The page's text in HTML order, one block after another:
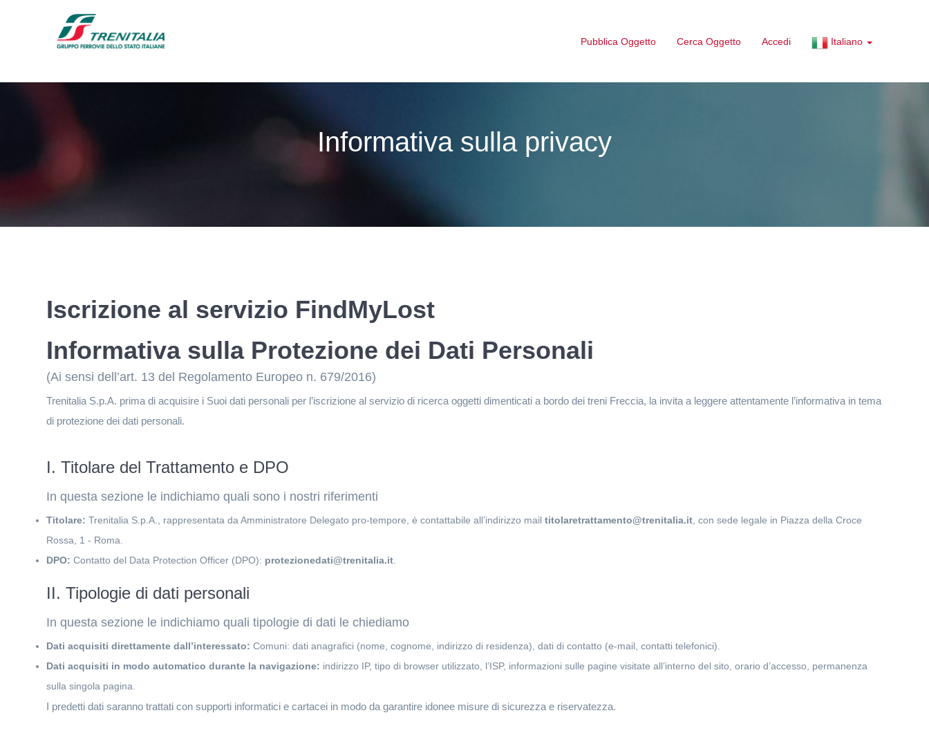
Pubblica Oggetto Cerca Oggetto Accedi Italiano
Informativa sulla privacy
Iscrizione al servizio FindMyLost
Informativa sulla Protezione dei Dati Personali
(Ai sensi dell’art. 13 del Regolamento Europeo n. 679/2016)
Trenitalia S.p.A. prima di acquisire i Suoi dati personali per l’iscrizione al servizio di ricerca oggetti dimenticati a bordo dei treni Freccia, la invita a leggere attentamente l’informativa in tema
di protezione dei dati personali.
I. Titolare del Trattamento e DPO
In questa sezione le indichiamo quali sono i nostri riferimenti
Titolare: Trenitalia S.p.A., rappresentata da Amministratore Delegato pro-tempore, è contattabile all’indirizzo mailtitolaretrattamento@trenitalia.it , con sede legale in Piazza della Croce
Rossa, 1 - Roma.
DPO: Contatto del Data Protection Officer (DPO): protezionedati@trenitalia.it
II. Tipologie di dati personali
In questa sezione le indichiamo quali tipologie di dati le chiediamo
Dati acquisiti direttamente dall’interessato: Comuni: dati anagrafici (nome, cognome, indirizzo di residenza), dati di contatto (e-mail, contatti telefonici).
Dati acquisiti in modo automatico durante la navigazione: indirizzo IP, tipo di browser utilizzato, l’ISP, informazioni sulle pagine visitate all’interno del sito, orario d’accesso, permanenza
sulla singola pagina.
I predetti dati saranno trattati con supporti informatici e cartacei in modo da garantire idonee misure di sicurezza e riservatezza.